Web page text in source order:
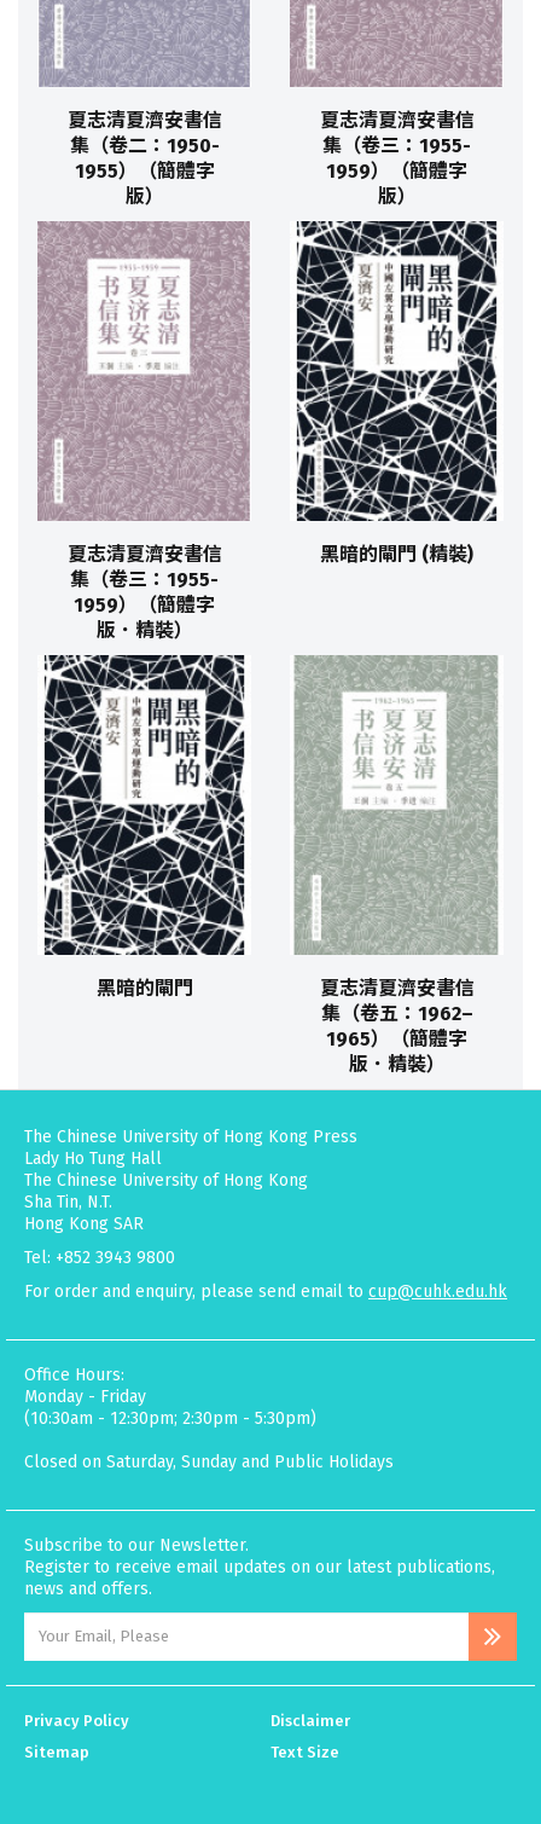
夏志清夏濟安書信
集（卷二：1950-
1955）（簡體字
版）
夏志清夏濟安書信
集（卷三：1955-
1959）（簡體字
版）
夏志清夏濟安書信
集（卷三：1955-
1959）（簡體字
版．精裝）
黑暗的閘門 (精裝)
黑暗的閘門
夏志清夏濟安書信
集（卷五：1962–
1965）（簡體字
版．精裝）
The Chinese University of Hong Kong Press
Lady Ho Tung Hall
The Chinese University of Hong Kong
Sha Tin, N.T.
Hong Kong SAR
Tel: +852 3943 9800
For order and enquiry, please send email to cup@cuhk.edu.hk
Office Hours:
Monday - Friday
(10:30am - 12:30pm; 2:30pm - 5:30pm)
Closed on Saturday, Sunday and Public Holidays
Subscribe to our Newsletter.
Register to receive email updates on our latest publications,
news and offers.
Privacy Policy
Disclaimer
Sitemap
Text Size